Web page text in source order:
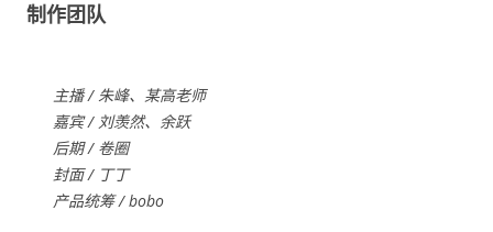
制作团队
主播 / 朱峰、某高老师
嘉宾 / 刘羡然、余跃
后期 / 卷圈
封面 / 丁丁
产品统筹 / bobo